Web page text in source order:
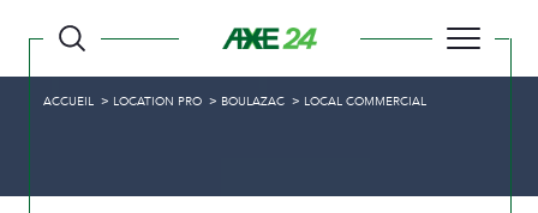
ACCUEIL LOCATION PRO BOULAZAC LOCAL COMMERCIAL